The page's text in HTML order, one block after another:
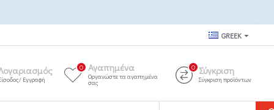
GREEK
Εγγραφή
Αγαπημένα
Οργανώστε τα αγαπημένα
σας
0 Σύγκριση
Σύγκριση προϊόντων
0